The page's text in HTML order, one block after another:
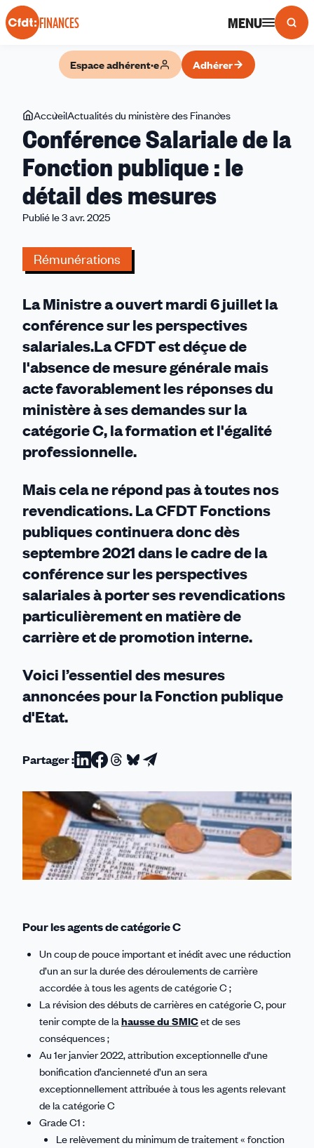
Panneau de gestion des cookies
FINANCES MENU
Espace adhérent·e Adhérer
Vous
êtes
ici
AccueilActualités du ministère des Finances
Salariale
la
Conférence Salariale de la
Fonction publique : le
détail des mesures
Publié le 3 avr. 2025
Rémunérations
La Ministre a ouvert mardi 6 juillet la
conférence sur les perspectives
salariales.La CFDT est déçue de
l'absence de mesure générale mais
acte favorablement les réponses du
ministère à ses demandes sur la
catégorie C, la formation et l'égalité
professionnelle.
Mais cela ne répond pas à toutes nos
revendications. La CFDT Fonctions
publiques continuera donc dès
septembre 2021 dans le cadre de la
conférence sur les perspectives
salariales à porter ses revendications
particulièrement en matière de
carrière et de promotion interne.
Voici l’essentiel des mesures
annoncées pour la Fonction publique
d'Etat.
Partager :Partager
sur
Linkedin
Partager
sur
Facebook
Partager
sur
Threads
Partager
sur
Bluesky
Partager
par
email
Pour les agents de catégorie C
Un coup de pouce important et inédit avec une réduction
d’un an sur la durée des déroulements de carrière
accordée à tous les agents de catégorie C ;
La révision des débuts de carrières en catégorie C, pour
tenir compte de lahausse du SMICet de ses
conséquences ;
Au 1er janvier 2022, attribution exceptionnelle d'une
bonification d’ancienneté d’un an sera
exceptionnellement attribuée à tous les agents relevant
de la catégorie C
Grade C1 :
Le relèvement du minimum de traitement « fonction